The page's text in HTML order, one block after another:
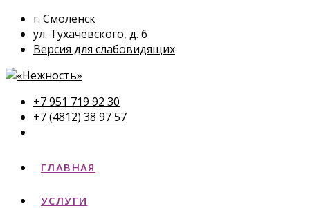
г. Смоленск
ул. Тухачевского, д. 6
Версия для слабовидящих
+7 951 719 92 30
+7 (4812) 38 97 57
ГЛАВНАЯ
УСЛУГИ